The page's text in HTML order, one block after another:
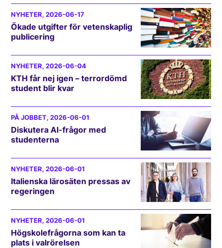
NYHETER, 2026-06-17
Ökade utgifter för vetenskaplig
publicering
NYHETER, 2026-06-04
KTH får nej igen – terrordömd
student blir kvar
PÅ JOBBET, 2026-06-01
Diskutera AI-frågor med
studenterna
NYHETER, 2026-06-01
Italienska lärosäten pressas av
regeringen
NYHETER, 2026-06-01
Högskolefrågorna som kan ta
plats i valrörelsen